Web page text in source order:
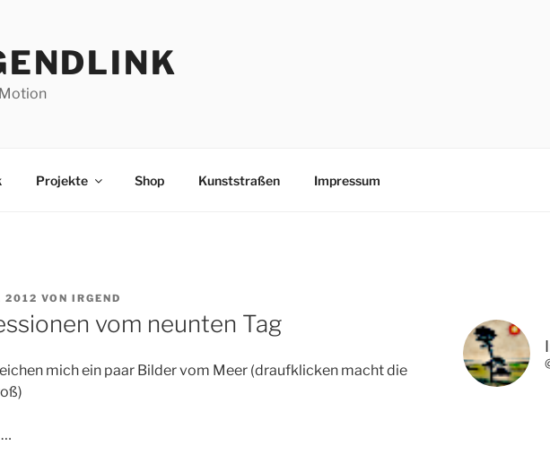
Projekte Shop Kunststraßen Impressum
2012 VON IRGEND
vom neunten Tag
mich ein paar Bilder vom Meer (draufklicken macht die